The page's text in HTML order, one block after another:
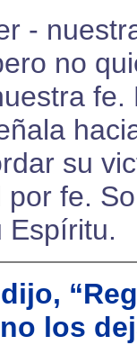
-
no
su
fe.
Espíritu.
no los